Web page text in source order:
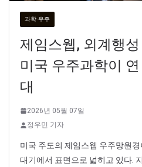
과학·우주
제임스웹, 외계행성
미국 우주과학이 연
대
2026년 05월 07일
정우민 기자
미국 주도의 제임스웹 우주망원
대기에서 표면으로 넓히고 있다.